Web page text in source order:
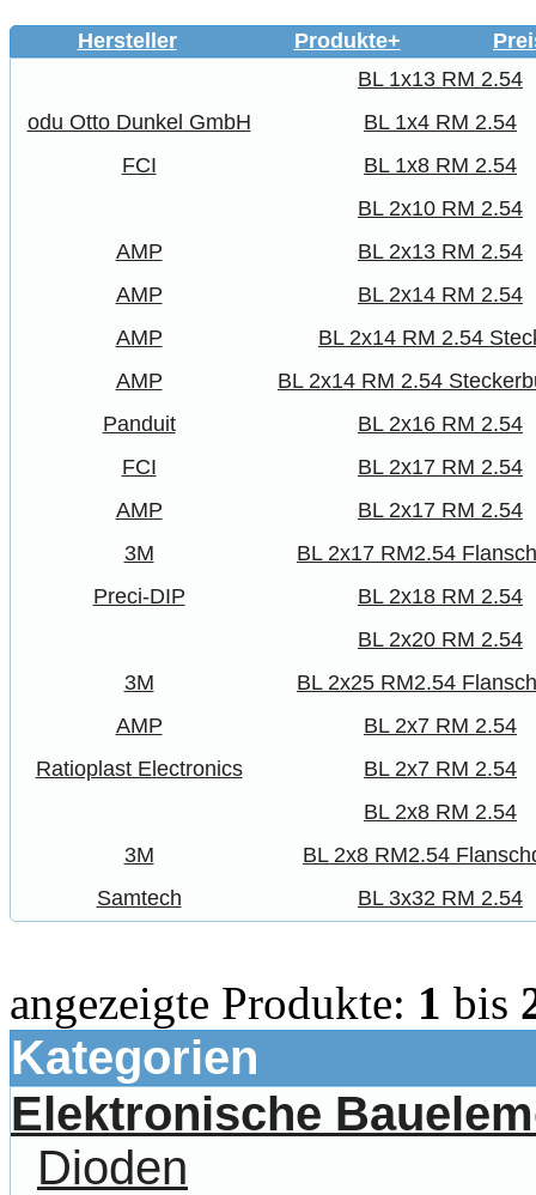
Hersteller Produkte+
BL 1x13 RM 2.54
odu Otto Dunkel GmbH
BL 1x4 RM 2.54
FCI
BL 1x8 RM 2.54
BL 2x10 RM 2.54
AMP
BL 2x13 RM 2.54
AMP
BL 2x14 RM 2.54
AMP
BL 2x14 RM 2.54
AMP
BL 2x14 RM 2.54
Panduit
BL 2x16 RM 2.54
FCI
BL 2x17 RM 2.54
AMP
BL 2x17 RM 2.54
3M
BL 2x17 RM2.54
Preci-DIP
BL 2x18 RM 2.54
BL 2x20 RM 2.54
3M
BL 2x25 RM2.54
AMP
BL 2x7 RM 2.54
Ratioplast Electronics
BL 2x7 RM 2.54
BL 2x8 RM 2.54
3M
BL 2x8 RM2.54
Samtech
BL 3x32 RM 2.54
angezeigte Produkte: 1 bis
Kategorien
Elektronische
Dioden